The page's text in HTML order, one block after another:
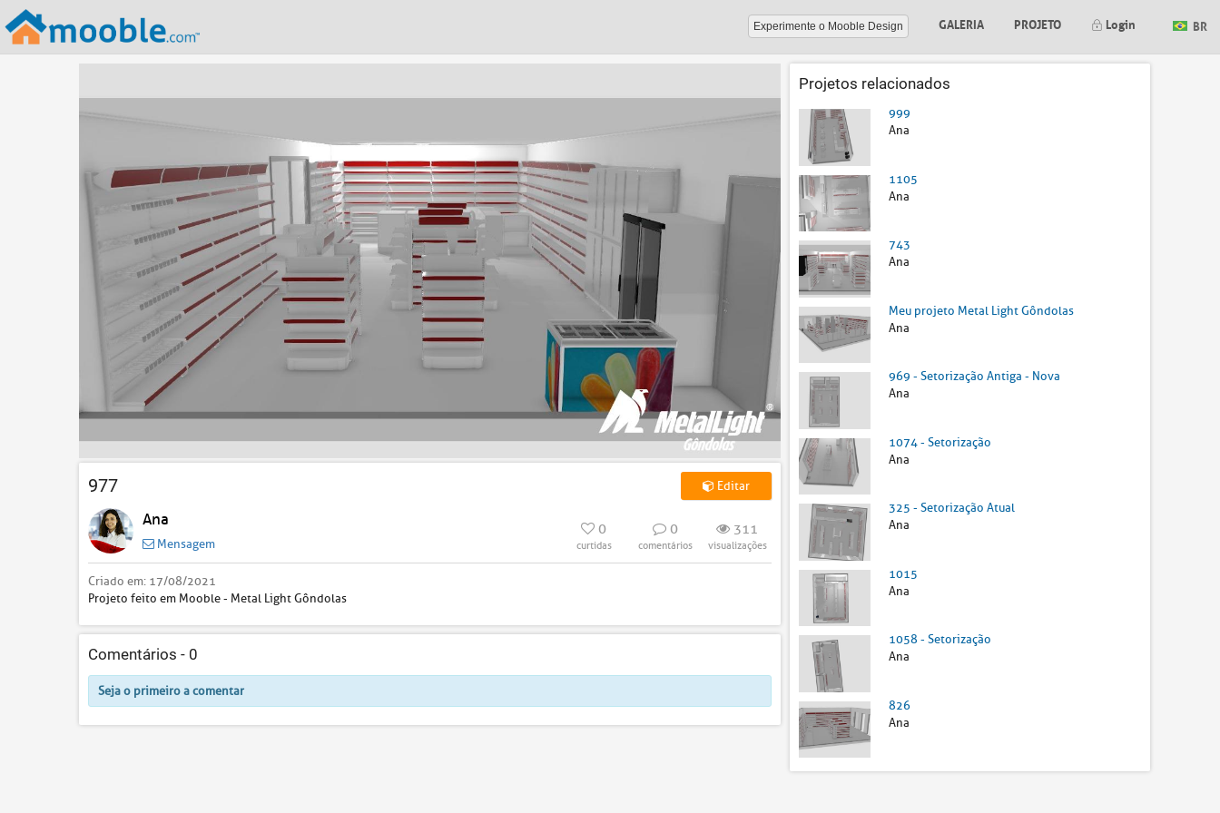
Experimente o Mooble Design GALERIA PROJETO Login BR
977 Editar
Ana
Mensagem
0
curtidas
0
comentários
311
visualizações
Criado em: 17/08/2021
Projeto feito em Mooble - Metal Light Gôndolas
Comentários - 0
Seja o primeiro a comentar
Projetos relacionados
999
Ana
1105
Ana
743
Ana
Meu projeto Metal Light Gôndolas
Ana
969 - Setorização Antiga - Nova
Ana
1074 - Setorização
Ana
325 - Setorização Atual
Ana
1015
Ana
1058 - Setorização
Ana
826
Ana